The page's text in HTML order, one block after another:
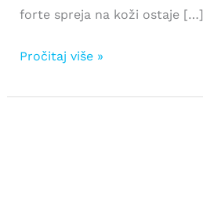
forte spreja na koži ostaje […]
Panthenol
sprej
Pročitaj više »